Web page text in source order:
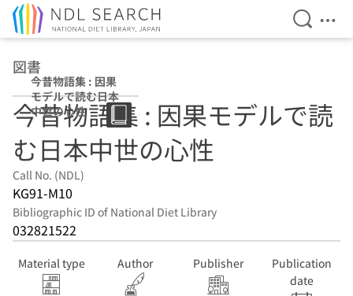
Open
図書
今昔物語集 : 因果
モデルで読む日本
中世の心性
今昔物語集 : 因果モデルで読
む日本中世の心性
Call No. (NDL)
KG91-M10
Bibliographic ID of National Diet Library
032821522
Material type Author Publisher
Publication
date